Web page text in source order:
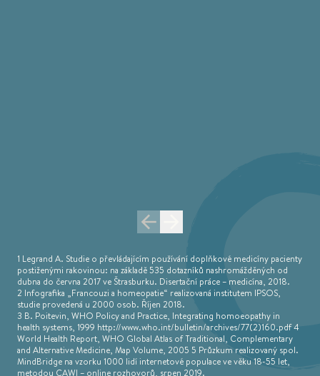
1 Legrand A. Studie o převládajícím používání doplňkové medicíny pacienty
postiženými rakovinou: na základě 535 dotazníků nashromážděných od
dubna do června 2017 ve Štrasburku. Disertační práce – medicína, 2018.
2 Infografika „Francouzi a homeopatie“ realizovaná institutem IPSOS,
studie provedená u 2000 osob. Říjen 2018.
3 B. Poitevin, WHO Policy and Practice, Integrating homoeopathy in
health systems, 1999 http://www.who.int/bulletin/archives/77(2)160.pdf 4
World Health Report, WHO Global Atlas of Traditional, Complementary
and Alternative Medicine, Map Volume, 2005 5 Průzkum realizovaný spol.
MindBridge na vzorku 1000 lidí internetové populace ve věku 18-55 let,
metodou CAWI – online rozhovorů, srpen 2019.